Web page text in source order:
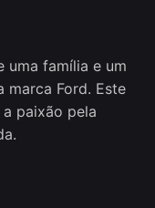
uma família e um
marca Ford. Este
paixão pela